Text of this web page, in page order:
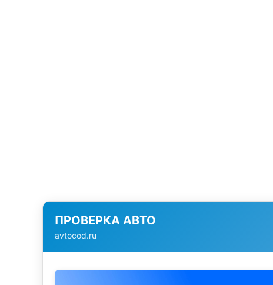
ПРОВЕРКА АВТО
avtocod.ru